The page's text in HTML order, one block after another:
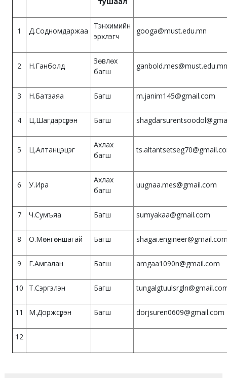
1 Д.Содномдаржаа
Тэнхимийн
эрхлэгч
googa@must.edu.mn
2 Н.Ганболд
Зөвлөх
багш
ganbold.mes@must.edu.mn
3 Н.Батзаяа Багш m.janim145@gmail.com
4 Ц.Шагдарсүрэн Багш
5 Ц.Алтанцэцэг
Ахлах
багш
6 У.Ира
Ахлах
багш
uugnaa.mes@gmail.com
7 Ч.Сумъяа Багш sumyakaa@gmail.com
8 О.Мөнгөншагай Багш
9 Г.Амгалан Багш amgaa1090n@gmail.com
10 Т.Сэргэлэн Багш
11 М.Доржсүрэн Багш dorjsuren0609@gmail.com
12